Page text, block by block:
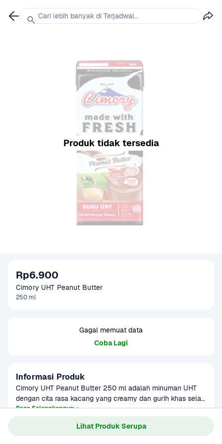
Lihat Produk Serupa
Produk tidak tersedia
Rp6.900
Cimory UHT Peanut Butter
250 ml
Gagal memuat data
Coba Lagi
Informasi Produk
Cimory UHT Peanut Butter 250 ml adalah minuman UHT
dengan cita rasa kacang yang creamy dan gurih khas selai
kacang. Mengandung protein dan nutrisi penting, cocok
dinikmati sebagai camilan sehat atau minuman penambah
energi harian.Susu segar yang diproses dengan teknologi
Baca Selengkapnya
Kategori
Ibu & Bayi
2-4 bulan
Cari lebih banyak di Terjadwal...